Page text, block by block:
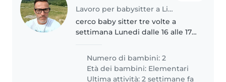
Lavoro per babysitter a Livorno
cerco baby sitter tre volte a
settimana Lunedi dalle 16 alle 17
45 e Venerdi dalle 16 alle 16 e 45.
Numero di bambini: 2
Età dei bambini: Elementari
Ultima attività: 2 settimane fa